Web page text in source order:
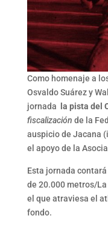
Como homenaje a
Osvaldo Suárez y
jornada
la pista del
fiscalización de la
auspicio de Jacana
el apoyo de la
Esta jornada
de 20.000 metros/
el que atraviesa el
fondo.